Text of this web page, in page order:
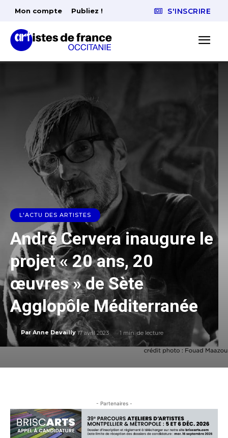
Mon compte Publiez ! S'INSCRIRE
L'ACTU DES ARTISTES
André Cervera inaugure le
projet « 20 ans, 20
œuvres » de Sète
Agglopôle Méditerranée
Par Anne Devailly 17 avril 2023 1 min. de lecture
- Partenaires -